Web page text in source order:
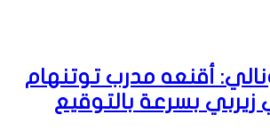
أقنعه مدرب توتنهام
زيربي بسرعة بالتوقيع